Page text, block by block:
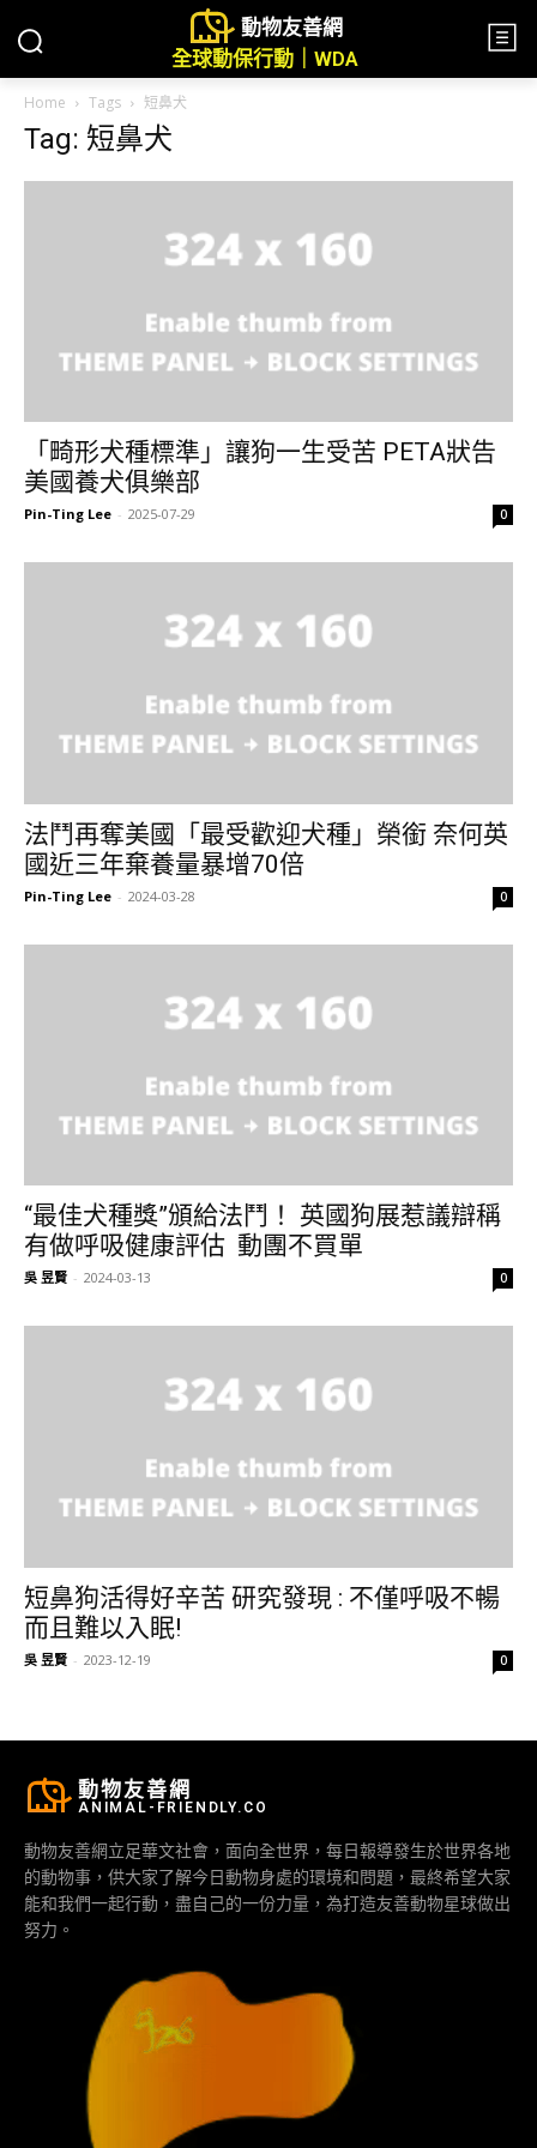
動物友善網
全球動保行動｜WDA
Home Tags 短鼻犬
Tag: 短鼻犬
「畸形犬種標準」讓狗一生受苦 PETA狀告
美國養犬俱樂部
Pin-Ting Lee - 2025-07-29 0
法鬥再奪美國「最受歡迎犬種」榮銜 奈何英
國近三年棄養量暴增70倍
Pin-Ting Lee - 2024-03-28 0
“最佳犬種獎”頒給法鬥！ 英國狗展惹議辯稱
有做呼吸健康評估 動團不買單
吳 昱賢 - 2024-03-13 0
短鼻狗活得好辛苦 研究發現 : 不僅呼吸不暢
而且難以入眠!
吳 昱賢 - 2023-12-19 0
動物友善網
ANIMAL-FRIENDLY.CO
動物友善網立足華文社會，面向全世界，每日報導發生於世界各地
的動物事，供大家了解今日動物身處的環境和問題，最終希望大家
能和我們一起行動，盡自己的一份力量，為打造友善動物星球做出
努力。